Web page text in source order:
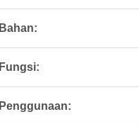
Bahan:
Fungsi:
Penggunaan: